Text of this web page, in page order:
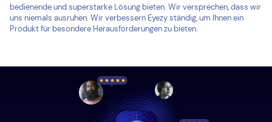
bedienende und superstarke Lösung bieten. Wir versprechen, dass wir
uns niemals ausruhen. Wir verbessern Eyezy ständig, um Ihnen ein
Produkt für besondere Herausforderungen zu bieten.